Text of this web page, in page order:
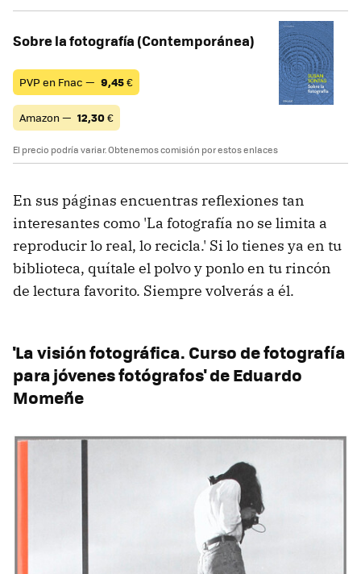
Sobre la fotografía (Contemporánea)
PVP en Fnac — 9,45€
Amazon — 12,30€
El precio podría variar. Obtenemos comisión por estos enlaces
En sus páginas encuentras reflexiones tan
interesantes como 'La fotografía no se limita a
reproducir lo real, lo recicla.' Si lo tienes ya en tu
biblioteca, quítale el polvo y ponlo en tu rincón
de lectura favorito. Siempre volverás a él.
'La visión fotográfica. Curso de fotografía
para jóvenes fotógrafos' de Eduardo
Momeñe